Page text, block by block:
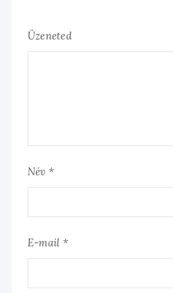
Üzeneted
Név *
E-mail *